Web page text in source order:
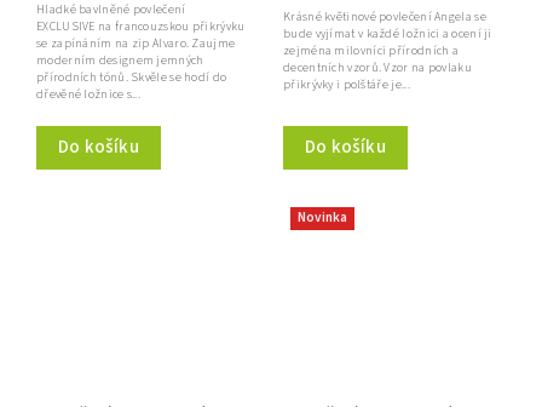
Do košíku
Hladké bavlněné povlečení
EXCLUSIVE na francouzskou přikrývku
se zapínáním na zip Alvaro. Zaujme
moderním designem jemných
přírodních tónů. Skvěle se hodí do
dřevěné ložnice s...
Do košíku
Krásné květinové povlečení Angela se
bude vyjímat v každé ložnici a ocení ji
zejména milovníci přírodních a
decentních vzorů. Vzor na povlaku
přikrývky i polštáře je...
Novinka